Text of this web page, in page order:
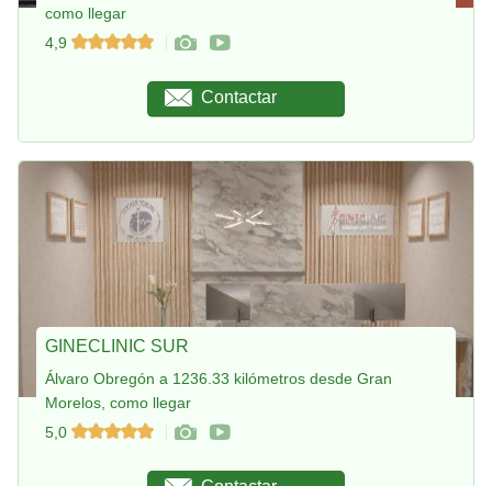
como llegar
4,9
Contactar
GINECLINIC SUR
Álvaro Obregón a 1236.33 kilómetros desde Gran
Morelos, como llegar
5,0